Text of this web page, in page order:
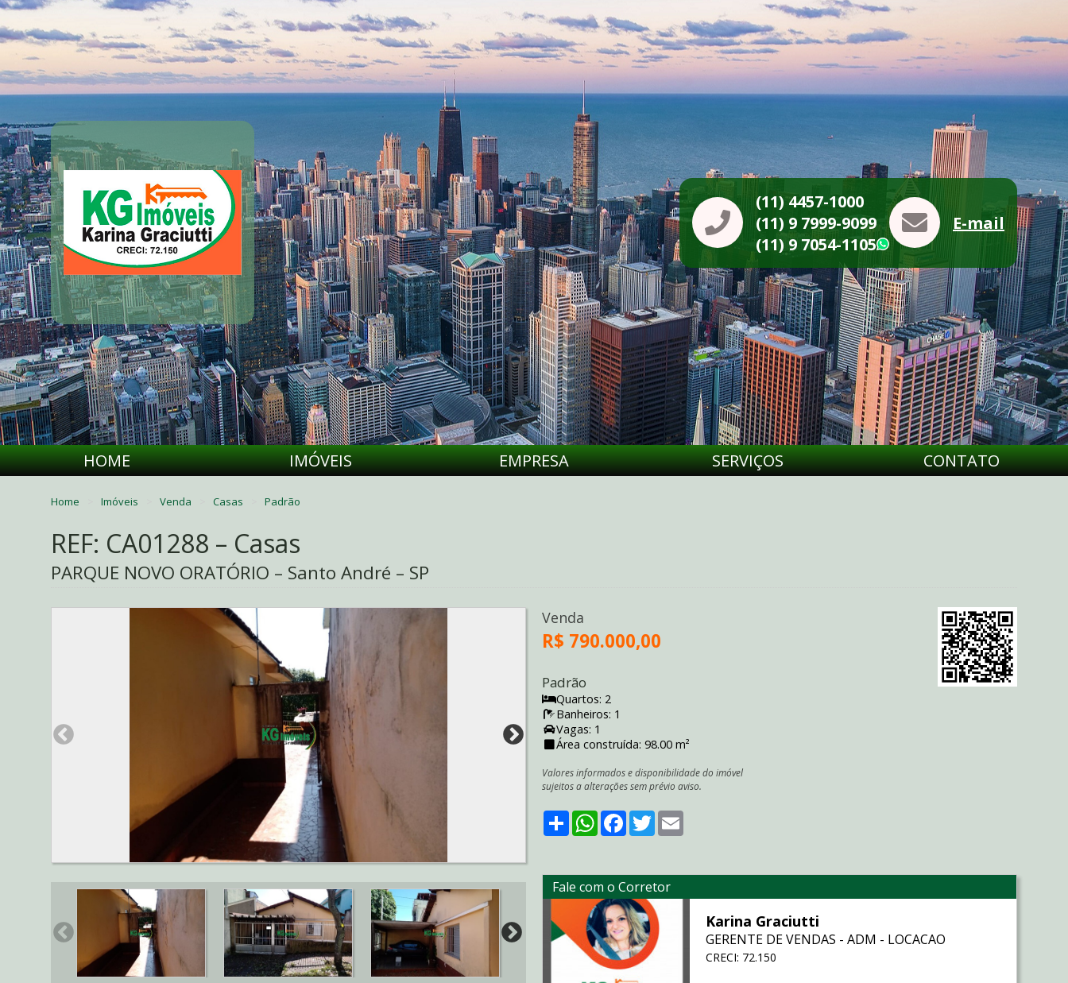
(11) 4457-1000
(11) 9 7999-9099
(11) 9 7054-1105
WhatsApp
E-mail
HOME IMÓVEIS EMPRESA SERVIÇOS CONTATO
Home Imóveis Venda Casas Padrão
REF: CA01288 – Casas
PARQUE NOVO ORATÓRIO – Santo André – SP
Venda
R$ 790.000,00
Padrão
Quartos: 2
Banheiros: 1
Vagas: 1
Área construída: 98.00 m²
Valores informados e disponibilidade do imóvel
sujeitos a alterações sem prévio aviso.
ShareWhatsApp
Facebook
Twitter
Fale com o Corretor
Karina Graciutti
GERENTE DE VENDAS - ADM - LOCACAO
CRECI: 72.150